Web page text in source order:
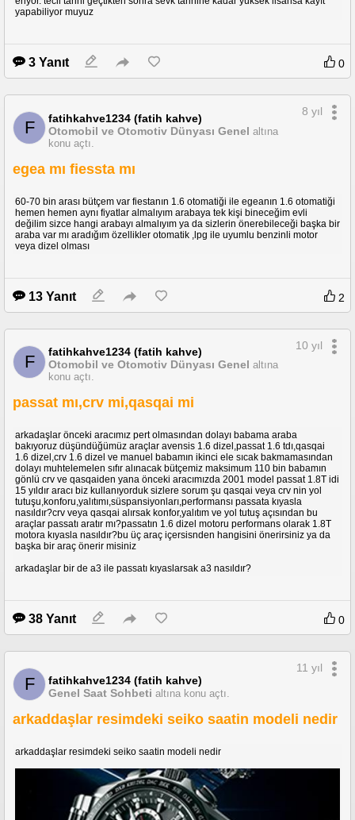
yapabiliyor muyuz
3 Yanıt 0
F
fatihkahve1234 (fatih kahve)
Otomobil ve Otomotiv Dünyası Genel altına
konu açtı.
8 yıl
egea mı fiessta mı
60-70 bin arası bütçem var fiestanın 1.6 otomatiği ile egeanın 1.6 otomatiği
hemen hemen aynı fiyatlar almalıyım arabaya tek kişi bineceğim evli
değilim sizce hangi arabayı almalıyım ya da sizlerin önerebileceği başka bir
araba var mı aradığım özellikler otomatik ,lpg ile uyumlu benzinli motor
veya dizel olması
13 Yanıt 2
F
fatihkahve1234 (fatih kahve)
Otomobil ve Otomotiv Dünyası Genel altına
konu açtı.
10 yıl
passat mı,crv mi,qasqai mi
arkadaşlar önceki aracımız pert olmasından dolayı babama araba
bakıyoruz düşündüğümüz araçlar avensis 1.6 dizel,passat 1.6 tdı,qasqai
1.6 dizel,crv 1.6 dizel ve manuel babamın ikinci ele sıcak bakmamasından
dolayı muhtelemelen sıfır alınacak bütçemiz maksimum 110 bin babamın
gönlü crv ve qasqaiden yana önceki aracımızda 2001 model passat 1.8T idi
15 yıldır aracı biz kullanıyorduk sizlere sorum şu qasqai veya crv nin yol
tutuşu,konforu,yalıtımı,süspansiyonları,performansı passata kıyasla
nasıldır?crv veya qasqai alırsak konfor,yalıtım ve yol tutuş açısından bu
araçlar passatı aratır mı?passatın 1.6 dizel motoru performans olarak 1.8T
motora kıyasla nasıldır?bu üç araç içersisnden hangisini önerirsiniz ya da
başka bir araç önerir misiniz
arkadaşlar bir de a3 ile passatı kıyaslarsak a3 nasıldır?
38 Yanıt 0
F
fatihkahve1234 (fatih kahve)
Genel Saat Sohbeti altına konu açtı.
11 yıl
arkaddaşlar resimdeki seiko saatin modeli nedir
arkaddaşlar resimdeki seiko saatin modeli nedir